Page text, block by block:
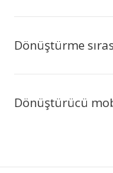
Dönüştürme
Dönüştürücü